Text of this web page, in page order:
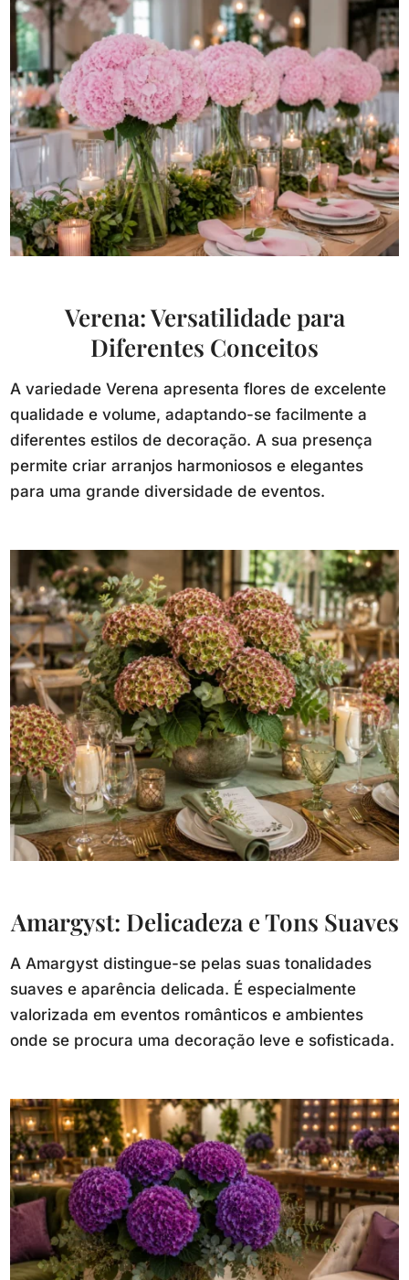
Verena: Versatilidade para
Diferentes Conceitos
A variedade Verena apresenta flores de excelente
qualidade e volume, adaptando-se facilmente a
diferentes estilos de decoração. A sua presença
permite criar arranjos harmoniosos e elegantes
para uma grande diversidade de eventos.
Amargyst: Delicadeza e Tons Suaves
A Amargyst distingue-se pelas suas tonalidades
suaves e aparência delicada. É especialmente
valorizada em eventos românticos e ambientes
onde se procura uma decoração leve e sofisticada.